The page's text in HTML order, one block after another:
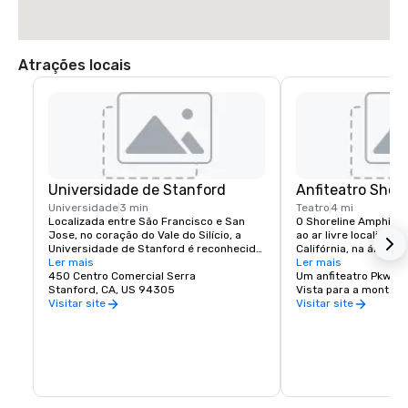
Atrações locais
Universidade de Stanford
Universidade3 min
Localizada entre São Francisco e San
Jose, no coração do Vale do Silício, a
Universidade de Stanford é reconhecida
como uma das principais instituições de
pesquisa e ensino do mundo.
Ler mais
450 Centro Comercial Serra
Stanford, CA, US 94305
Visitar site
Anfiteatro
Teatro4 mi
O Shoreline
ao ar livre localizado
Califórnia, na área
Francisco. O local
22.500 pessoas.
Ler mais
Um anfiteatro Pkwy
Vista para a
Visitar site